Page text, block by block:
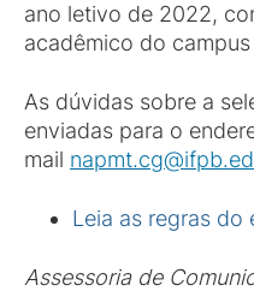
ano letivo de 2022,
acadêmico do
As dúvidas sobre a
enviadas para o
mail
Leia as regras do
Assessoria de